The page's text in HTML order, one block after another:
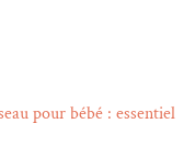
pour bébé : essentiel